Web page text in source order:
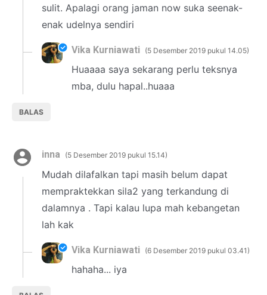
sulit. Apalagi orang jaman now suka seenak-
enak udelnya sendiri
BALAS
Vika Kurniawati 5 Desember 2019 pukul 14.05
Huaaaa saya sekarang perlu teksnya
mba, dulu hapal..huaaa
inna 5 Desember 2019 pukul 15.14
Mudah dilafalkan tapi masih belum dapat
mempraktekkan sila2 yang terkandung di
dalamnya . Tapi kalau lupa mah kebangetan
lah kak
Vika Kurniawati 6 Desember 2019 pukul 03.41
hahaha... iya